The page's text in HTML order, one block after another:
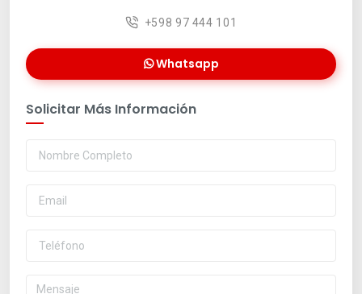
+598 97 444 101
Whatsapp
Solicitar Más Información